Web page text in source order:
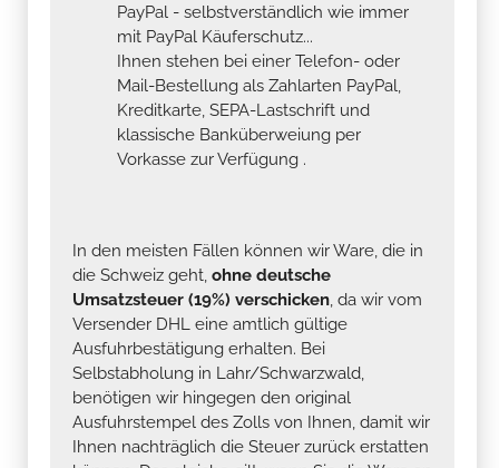
PayPal - selbstverständlich wie immer
mit PayPal Käuferschutz...
Ihnen stehen bei einer Telefon- oder
Mail-Bestellung als Zahlarten PayPal,
Kreditkarte, SEPA-Lastschrift und
klassische Banküberweiung per
Vorkasse zur Verfügung .
In den meisten Fällen können wir Ware, die in
die Schweiz geht, ohne deutsche
Umsatzsteuer (19%) verschicken, da wir vom
Versender DHL eine amtlich gültige
Ausfuhrbestätigung erhalten. Bei
Selbstabholung in Lahr/Schwarzwald,
benötigen wir hingegen den original
Ausfuhrstempel des Zolls von Ihnen, damit wir
Ihnen nachträglich die Steuer zurück erstatten